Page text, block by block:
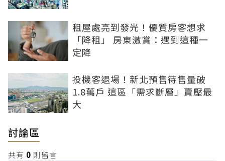
租屋處亮到發光！優質房客想求
「降租」 房東激賞：遇到這種一
定降
投機客退場！新北預售待售量破
1.8萬戶 這區「需求斷層」賣壓最
大
討論區
共有 0 則留言